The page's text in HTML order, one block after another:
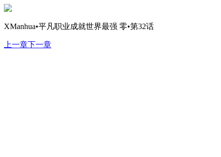
XManhua•平凡职业成就世界最强 零•第32话
上一章下一章